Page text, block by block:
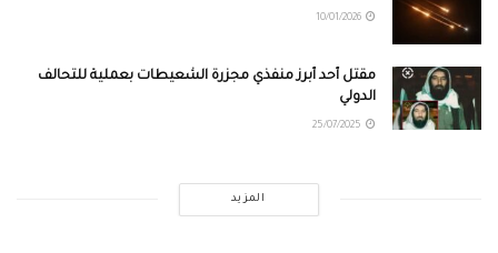
مقتل أحد أبرز منفّذي مجزرة الشعيطات بعملية للتحالف
الدولي
المزيد